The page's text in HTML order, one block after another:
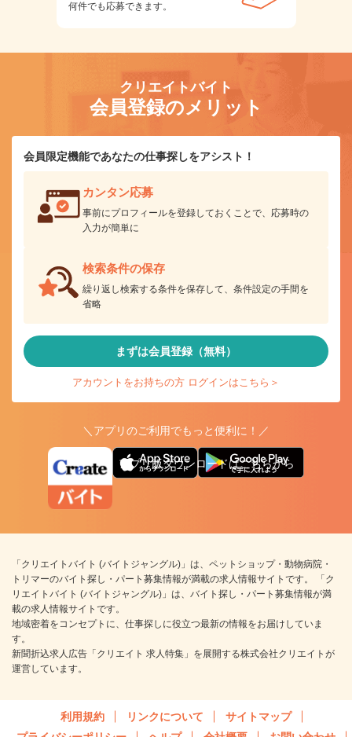
何件でも応募できます。
クリエイトバイト
会員登録のメリット
会員限定機能であなたの仕事探しをアシスト！
カンタン応募
事前にプロフィールを登録しておくことで、応募時の
入力が簡単に
検索条件の保存
繰り返し検索する条件を保存して、条件設定の手間を
省略
まずは会員登録（無料）
アカウントをお持ちの方 ログインはこちら＞
＼アプリのご利用でもっと便利に！／
アプリ版ダウンロードはこちらから
「クリエイトバイト (バイトジャングル)」は、ペットショップ・動物病院・
トリマーのバイト探し・パート募集情報が満載の求人情報サイトです。 「ク
リエイトバイト (バイトジャングル)」は、バイト探し・パート募集情報が満
載の求人情報サイトです。
地域密着をコンセプトに、仕事探しに役立つ最新の情報をお届けしていま
す。
新聞折込求人広告「クリエイト 求人特集」を展開する株式会社クリエイトが
運営しています。
利用規約 リンクについて
サイトマップ